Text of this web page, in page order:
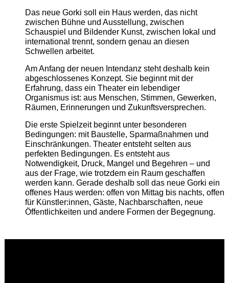
Das neue Gorki soll ein Haus werden, das nicht
zwischen Bühne und Ausstellung, zwischen
Schauspiel und Bildender Kunst, zwischen lokal und
international trennt, sondern genau an diesen
Schwellen arbeitet.
Am Anfang der neuen Intendanz steht deshalb kein
abgeschlossenes Konzept. Sie beginnt mit der
Erfahrung, dass ein Theater ein lebendiger
Organismus ist: aus Menschen, Stimmen, Gewerken,
Räumen, Erinnerungen und Zukunftsversprechen.
Die erste Spielzeit beginnt unter besonderen
Bedingungen: mit Baustelle, Sparmaßnahmen und
Einschränkungen. Theater entsteht selten aus
perfekten Bedingungen. Es entsteht aus
Notwendigkeit, Druck, Mangel und Begehren – und
aus der Frage, wie trotzdem ein Raum geschaffen
werden kann. Gerade deshalb soll das neue Gorki ein
offenes Haus werden: offen von Mittag bis nachts, offen
für Künstler:innen, Gäste, Nachbarschaften, neue
Öffentlichkeiten und andere Formen der Begegnung.